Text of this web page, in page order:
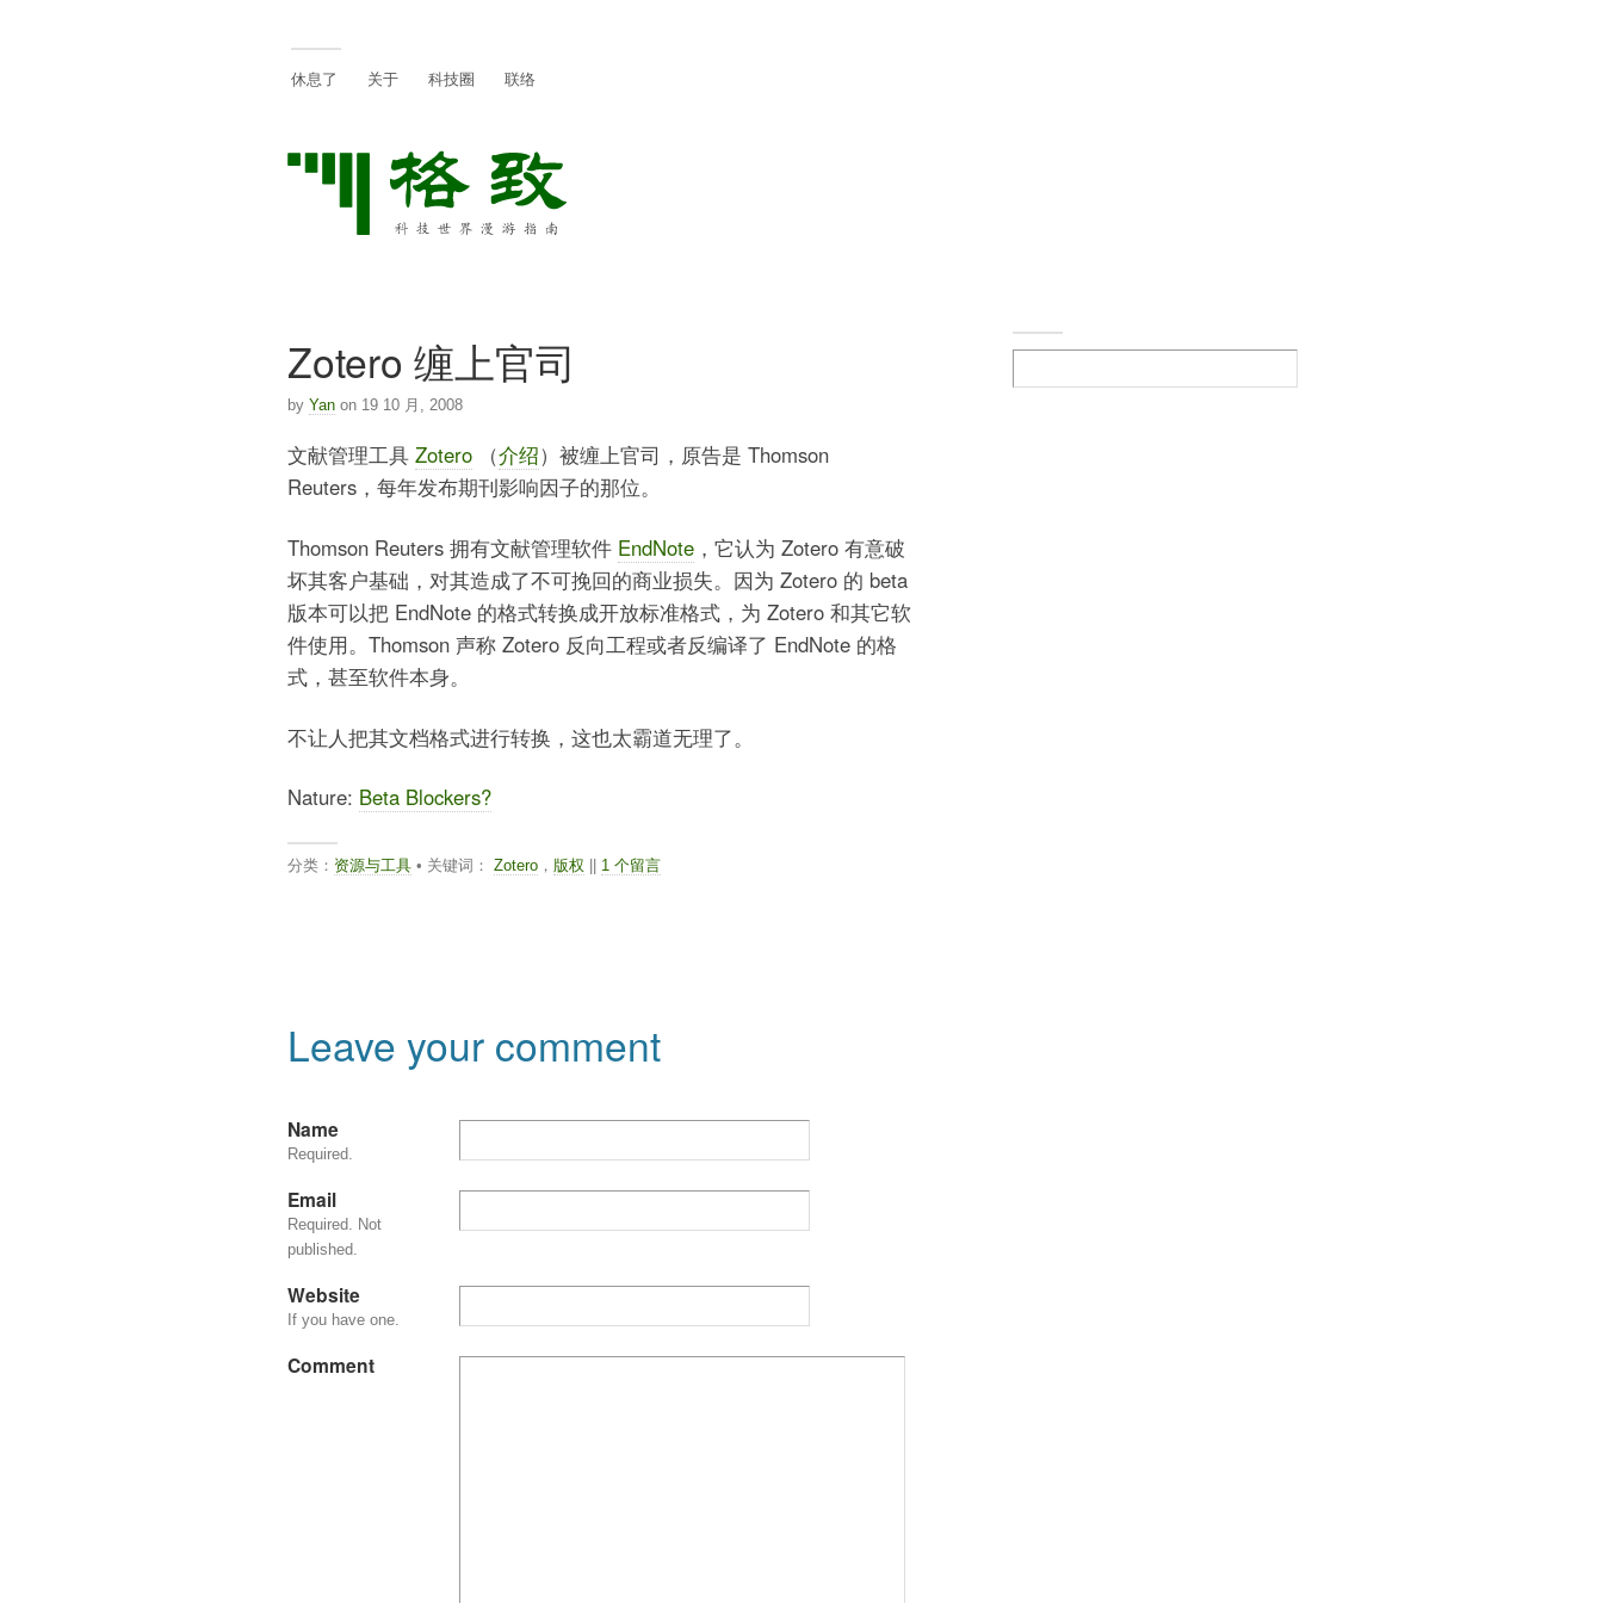
休息了 关于 科技圈 联络
Zotero 缠上官司
by Yanon 19 10 月, 2008
文献管理工具 Zotero（介绍）被缠上官司，原告是 Thomson
Reuters，每年发布期刊影响因子的那位。
Thomson Reuters 拥有文献管理软件 EndNote，它认为 Zotero 有意破
坏其客户基础，对其造成了不可挽回的商业损失。因为 Zotero 的 beta
版本可以把 EndNote 的格式转换成开放标准格式，为 Zotero 和其它软
件使用。Thomson 声称 Zotero 反向工程或者反编译了 EndNote 的格
式，甚至软件本身。
不让人把其文档格式进行转换，这也太霸道无理了。
Nature: Beta Blockers?
分类： 资源与工具• 关键词： Zotero， 版权 || 1 个留言
Leave your comment
Name
Required.
Email
Required. Not
published.
Website
If you have one.
Comment